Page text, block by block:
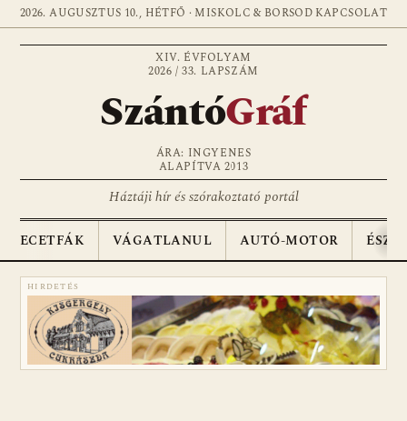
2026. AUGUSZTUS 10., HÉTFŐ · MISKOLC & BORSOD KAPCSOLAT
XIV. ÉVFOLYAM
2026 / 33. LAPSZÁM
SzántóGráf
ÁRA: INGYENES
ALAPÍTVA 2013
Háztáji hír és szórakoztató portál
ECETFÁK VÁGATLANUL AUTÓ-MOTOR
HIRDETÉS